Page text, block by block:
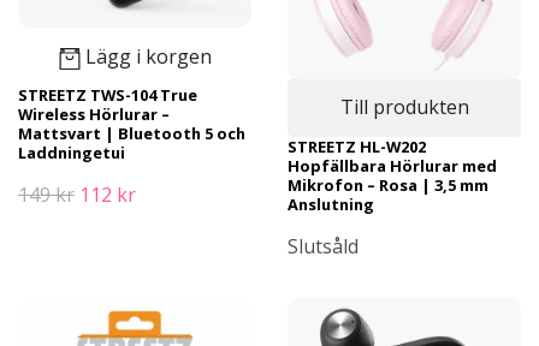
Lägg i korgen
STREETZ TWS-104 True
Wireless Hörlurar –
Mattsvart | Bluetooth 5 och
Laddningetui
149 kr 112 kr
Till produkten
STREETZ HL-W202
Hopfällbara Hörlurar med
Mikrofon – Rosa | 3,5 mm
Anslutning
Slutsåld